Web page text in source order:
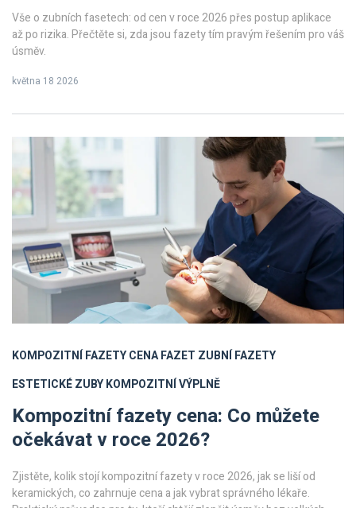
Vše o zubních fasetech: od cen v roce 2026 přes postup aplikace
až po rizika. Přečtěte si, zda jsou fazety tím pravým řešením pro váš
úsměv.
května 18 2026
KOMPOZITNÍ FAZETYCENA FAZET ZUBNÍ FAZETY
ESTETICKÉ ZUBYKOMPOZITNÍ VÝPLNĚ
Kompozitní fazety cena: Co můžete
očekávat v roce 2026?
Zjistěte, kolik stojí kompozitní fazety v roce 2026, jak se liší od
keramických, co zahrnuje cena a jak vybrat správného lékaře.